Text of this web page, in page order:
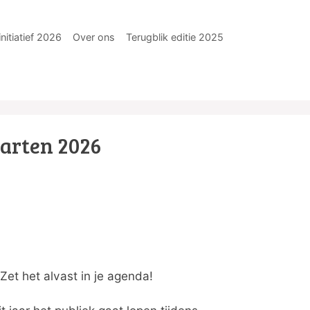
2026 Over ons Terugblik editie 2025
2026
het alvast in je agenda!